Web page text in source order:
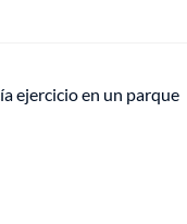
ejercicio en un parque